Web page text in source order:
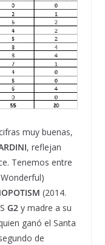
muy buenas,
, reflejan
Tenemos entre
(2014.
G2y madre a su
ganó el Santa
de